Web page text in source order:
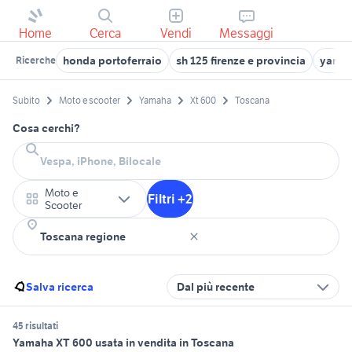
Home Cerca Vendi Messaggi
Ricerche honda portoferraio sh 125 firenze e provincia
Subito Moto e scooter Yamaha Xt 600 Toscana
Cosa cerchi?
Moto e
Scooter
Filtri +2
Salva ricerca Dal più recente
45 risultati
Yamaha XT 600 usata in vendita in Toscana